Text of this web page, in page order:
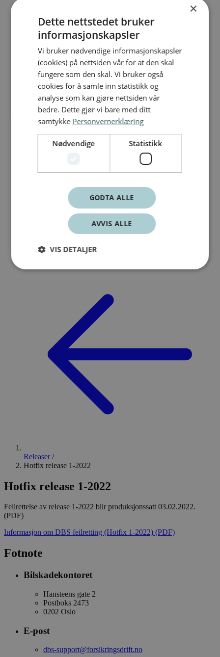
Releaser/
Hotfix release 1-2022
Hotfix release 1-2022
Feilrettelse av release 1-2022 blir produksjonssatt 03.02.2022.
(PDF)
Informasjon om DBS feilretting (Hotfix 1-2022) (PDF)
Fotnote
Bilskadekontoret
Hansteens gate 2
Postboks 2473
0202 Oslo
E-post
dbs-support@forsikringsdrift.no
×
Dette nettstedet bruker
informasjonskapsler
Vi bruker nødvendige informasjonskapsler
(cookies) på nettsiden vår for at den skal
fungere som den skal. Vi bruker også
cookies for å samle inn statistikk og
analyse som kan gjøre nettsiden vår
bedre. Dette gjør vi bare med ditt
samtykke Personvernerklæring
Nødvendige Statistikk
GODTA ALLE
AVVIS ALLE
VIS DETALJER